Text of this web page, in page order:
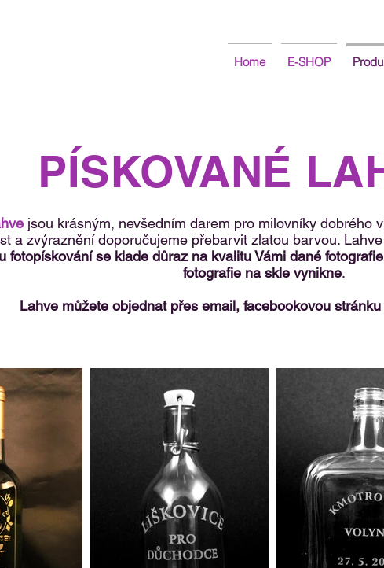
Home E-SHOP
PÍSKOVANÉ
jsou krásným, nevšedním darem pro milovníky dobrého
a zvýraznění doporučujeme přebarvit zlatou barvou.
u fotopískování se klade důraz na kvalitu Vámi dané
fotografie na skle vynikne.
Lahve můžete objednat přes email, facebookovou